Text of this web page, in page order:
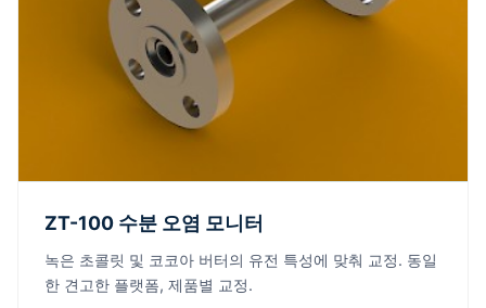
ZT-100 수분 오염 모니터
녹은 초콜릿 및 코코아 버터의 유전 특성에 맞춰 교정. 동일
한 견고한 플랫폼, 제품별 교정.